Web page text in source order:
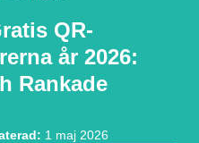
QR-
år 2026:
Rankade
: 1 maj 2026